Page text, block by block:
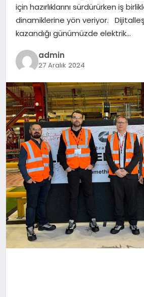
için hazırlıklarını sürdürürken iş
dinamiklerine yön veriyor.
kazandığı günümüzde elektrik…
admin
27 Aralık 2024